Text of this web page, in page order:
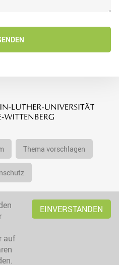
Thema vorschlagen
auf
EINVERSTANDEN